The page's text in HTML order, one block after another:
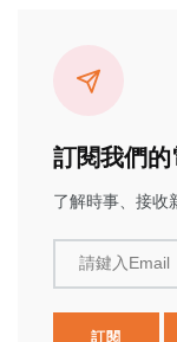
訂閱我們的
了解時事、接收
請鍵入Email
訂閱